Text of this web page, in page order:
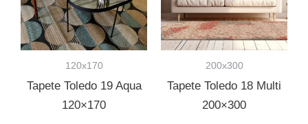
120x170
Tapete Toledo 19 Aqua
120×170
200x300
Tapete Toledo 18 Multi
200×300